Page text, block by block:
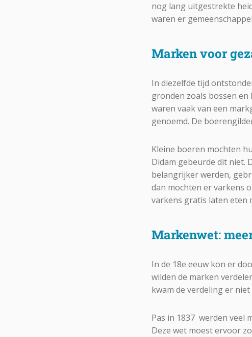
nog lang uitgestrekte
waren er
Marken voor
In diezelfde tijd
gronden zoals bossen
waren vaak van een
genoemd. De
Kleine boeren mochten
Didam gebeurde dit niet.
belangrijker werden,
dan mochten er varkens
varkens gratis laten eten
Markenwet:
In de 18e eeuw kon er
wilden de marken
kwam de verdeling er niet
Pas in 1837 werden veel
Deze wet moest ervoor